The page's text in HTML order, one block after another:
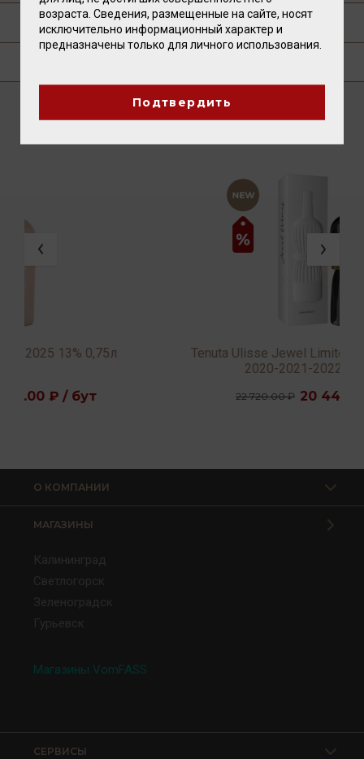
ПУБЛИКАЦИИ О ТОВАРЕ
Tenuta Ulisse Jewel Limited Edition 1st Release
2020-2021-2022 15,5% 0,75л
22 720.00 ₽ 20 448.00 ₽ / бут
О КОМПАНИИ
МАГАЗИНЫ
Калининград
Светлогорск
Зеленоградск
Гурьевск
Магазины VomFASS
СЕРВИСЫ
возраста. Сведения, размещенные на сайте, носят
исключительно информационный характер и
предназначены только для личного использования.
Подтвердить